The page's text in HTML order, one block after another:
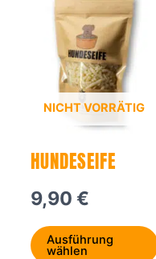
NICHT VORRÄTIG
HUNDESEIFE
9,90 €
Ausführung
wählen